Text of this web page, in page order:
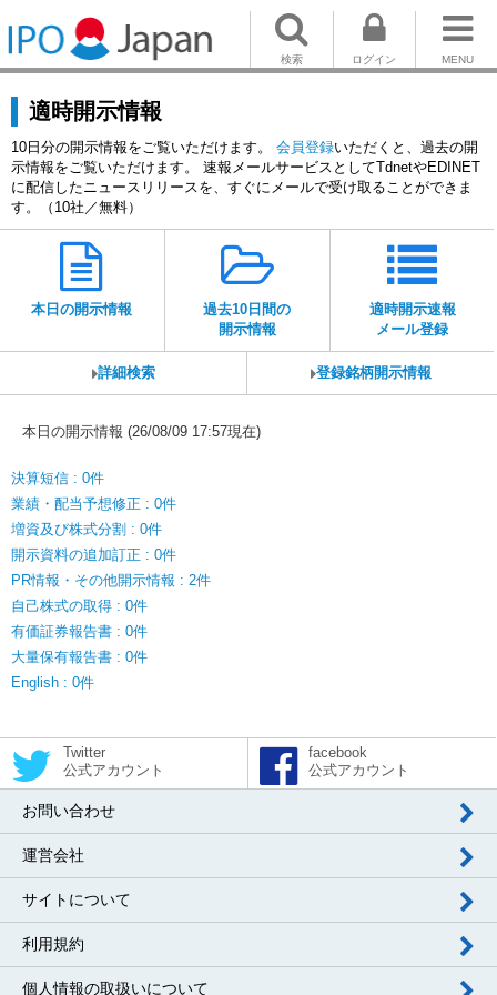
MENU
ログイン
検索
適時開示情報
10日分の開示情報をご覧いただけます。 会員登録いただくと、過去の開
示情報をご覧いただけます。 速報メールサービスとしてTdnetやEDINET
に配信したニュースリリースを、すぐにメールで受け取ることができま
す。（10社／無料）
本日の開示情報
過去10日間の
開示情報
適時開示速報
メール登録
詳細検索 登録銘柄開示情報
本日の開示情報 (26/08/09 17:57現在)
決算短信 : 0件
業績・配当予想修正 : 0件
増資及び株式分割 : 0件
開示資料の追加訂正 : 0件
PR情報・その他開示情報 : 2件
自己株式の取得 : 0件
有価証券報告書 : 0件
大量保有報告書 : 0件
English : 0件
Twitter
公式アカウント
facebook
公式アカウント
お問い合わせ
運営会社
サイトについて
利用規約
個人情報の取扱いについて